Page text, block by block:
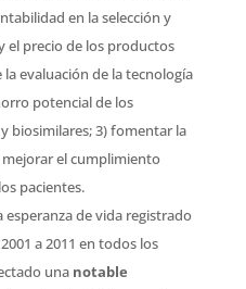
en la selección y
el precio de los productos
evaluación de la tecnología
potencial de los
biosimilares; 3) fomentar la
el cumplimiento
pacientes.
esperanza de vida registrado
a 2011 en todos los
una notable